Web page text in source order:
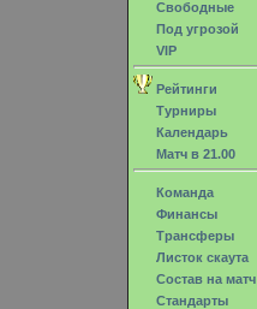
Свободные
Под угрозой
VIP
Рейтинги
Турниры
Календарь
Матч в 21.00
Команда
Финансы
Трансферы
Листок скаута
Состав на матч
Стандарты